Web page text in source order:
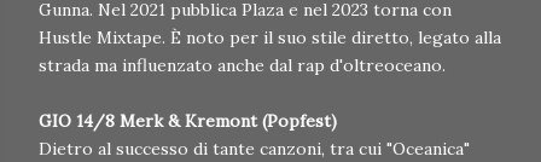
Gunna. Nel 2021 pubblica Plaza e nel 2023 torna con
Hustle Mixtape. È noto per il suo stile diretto, legato alla
strada ma influenzato anche dal rap d'oltreoceano.
GIO 14/8 Merk & Kremont (Popfest)
Dietro al successo di tante canzoni, tra cui "Oceanica"